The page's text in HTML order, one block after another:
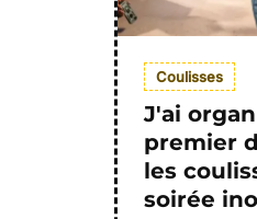
Coulisses
J'ai
premier
les
soirée